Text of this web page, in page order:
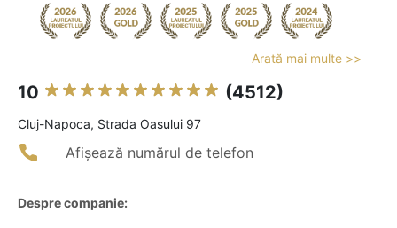
Arată mai multe >>
10 (4512)
Cluj-Napoca, Strada Oasului 97
Afișează numărul de telefon
Despre companie: